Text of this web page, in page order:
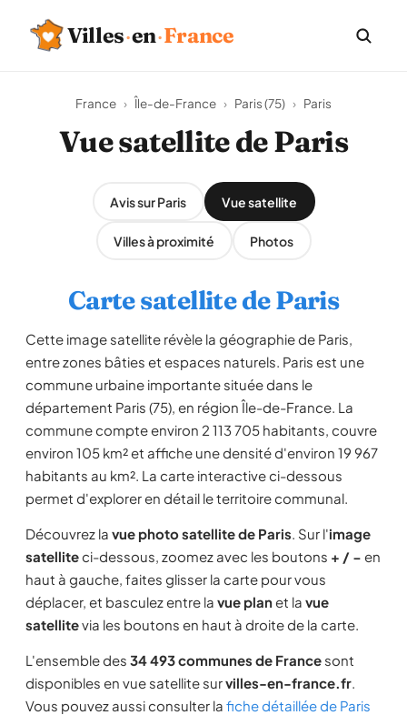
Villes·en·France
France › Île-de-France › Paris (75) › Paris
Vue satellite de Paris
Avis sur Paris Vue satellite
Villes à proximité Photos
Carte satellite de Paris
Cette image satellite révèle la géographie de Paris,
entre zones bâties et espaces naturels. Paris est une
commune urbaine importante située dans le
département Paris (75), en région Île-de-France. La
commune compte environ 2 113 705 habitants, couvre
environ 105 km² et affiche une densité d'environ 19 967
habitants au km². La carte interactive ci-dessous
permet d'explorer en détail le territoire communal.
Découvrez la vue photo satellite de Paris. Sur l'image
satelliteci-dessous, zoomez avec les boutons + / − en
haut à gauche, faites glisser la carte pour vous
déplacer, et basculez entre la vue planet la vue
satellitevia les boutons en haut à droite de la carte.
L'ensemble des 34 493 communes de France sont
disponibles en vue satellite survilles-en-france.fr.
Vous pouvez aussi consulter la fiche détaillée de Paris